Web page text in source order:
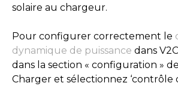
solaire au chargeur.
Pour configurer correctement le
dynamique de puissance dans
dans la section « configuration »
Charger et sélectionnez ‘contrôle